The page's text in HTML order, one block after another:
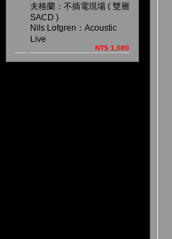
夫格蘭：不插電現場 ( 雙層
SACD )
Nils Lofgren：Acoustic
Live
NT$ 1,080